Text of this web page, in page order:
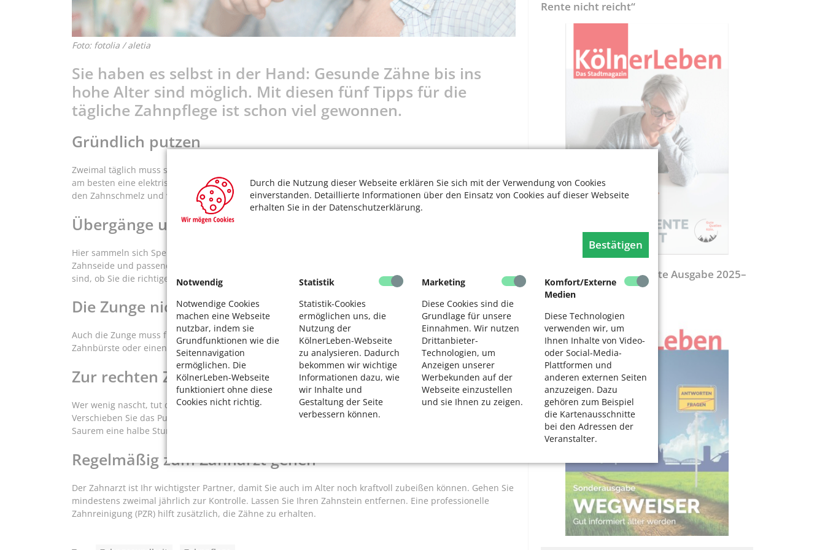
Durch die Nutzung dieser Webseite erklären Sie sich mit der Verwendung von Cookies
einverstanden. Detaillierte Informationen über den Einsatz von Cookies auf dieser Webseite
erhalten Sie in der Datenschutzerklärung.
Bestätigen
Notwendig
Notwendige Cookies
machen eine Webseite
nutzbar, indem sie
Grundfunktionen wie die
Seitennavigation
ermöglichen. Die
KölnerLeben-Webseite
funktioniert ohne diese
Cookies nicht richtig.
Statistik
Statistik-Cookies
ermöglichen uns, die
Nutzung der
KölnerLeben-Webseite
zu analysieren. Dadurch
bekommen wir wichtige
Informationen dazu, wie
wir Inhalte und
Gestaltung der Seite
verbessern können.
Marketing
Diese Cookies sind die
Grundlage für unsere
Einnahmen. Wir nutzen
Drittanbieter-
Technologien, um
Anzeigen unserer
Werbekunden auf der
Webseite einzustellen
und sie Ihnen zu zeigen.
Komfort/Externe
Medien
Diese Technologien
verwenden wir, um
Ihnen Inhalte von Video-
oder Social-Media-
Plattformen und
anderen externen Seiten
anzuzeigen. Dazu
gehören zum Beispiel
die Kartenausschnitte
bei den Adressen der
Veranstalter.
Foto: fotolia / aletia
Sie haben es selbst in der Hand: Gesunde Zähne bis ins
hohe Alter sind möglich. Mit diesen fünf Tipps für die
tägliche Zahnpflege ist schon viel gewonnen.
Gründlich putzen
Zweimal täglich muss sein: Nur wer gründlich putzt, hält seine Zähne gesund und frei von Karies. Dabei
am besten eine elektrische Zahnbürste mit mittelharten Borsten benutzen. FluoridhaltigeZahnpasta stärkt
den Zahnschmelz und verhindert Karies. Wichtig auch: immer vom Zahnfleisch zu den Zähnen putzen.
Übergänge und Zwischenräume reinigen
Hier sammeln sich Speisereste und Beläge besonders schnell. Sie begünstigen Karies und Parodontitis. Mit
Zahnseide und passenden Interdentalbürsten gelangen Sie in die Zwischenräume. Wenn Sie nicht sicher
sind, ob Sie die richtigen Bürsten benutzen: Fragen Sie Ihren Zahnarzt.
Die Zunge nicht vergessen
Auch die Zunge muss für eine gute Mundhygiene gesäubert werden. Nutzen Sie entweder eine weiche
Zahnbürste oder einen speziellen Zungenreiniger aus dem Drogeriemarkt, um Beläge zu entfernen.
Zur rechten Zeit putzen
Wer wenig nascht, tut dem ganzen Körper Gutes. Wenn es aber doch mal die Schokolade sein muss, gilt:
Verschieben Sie das Putzen. Denn der Zahnschmelz wird für eine kurze Zeit weicher. Nach Süßem oder
Saurem eine halbe Stunde mit dem Zähneputzen zu warten, beugt Karies vor.
Regelmäßig zum Zahnarzt gehen
Der Zahnarzt ist Ihr wichtigster Partner, damit Sie auch im Alter noch kraftvoll zubeißen können. Gehen Sie
mindestens zweimal jährlich zur Kontrolle. Lassen Sie Ihren Zahnstein entfernen. Eine professionelle
Zahnreinigung (PZR) hilft zusätzlich, die Zähne zu erhalten.
Rente nicht reicht“
Wegweiser - Aktualisierte Ausgabe 2025–
2027